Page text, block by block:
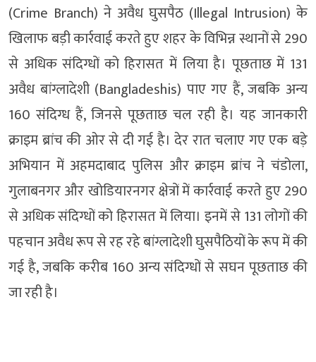
(Crime Branch) ने अवैध घुसपैठ (Illegal Intrusion) के
खिलाफ बड़ी कार्रवाई करते हुए शहर के विभिन्न स्थानों से 290
से अधिक संदिग्धों को हिरासत में लिया है। पूछताछ में 131
अवैध बांग्लादेशी (Bangladeshis) पाए गए हैं, जबकि अन्य
160 संदिग्ध हैं, जिनसे पूछताछ चल रही है। यह जानकारी
क्राइम ब्रांच की ओर से दी गई है। देर रात चलाए गए एक बड़े
अभियान में अहमदाबाद पुलिस और क्राइम ब्रांच ने चंडोला,
गुलाबनगर और खोडियारनगर क्षेत्रों में कार्रवाई करते हुए 290
से अधिक संदिग्धों को हिरासत में लिया। इनमें से 131 लोगों की
पहचान अवैध रूप से रह रहे बांग्लादेशी घुसपैठियों के रूप में की
गई है, जबकि करीब 160 अन्य संदिग्धों से सघन पूछताछ की
जा रही है।